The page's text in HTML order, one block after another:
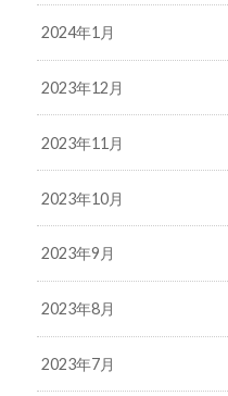
2024年1月
2023年12月
2023年11月
2023年10月
2023年9月
2023年8月
2023年7月